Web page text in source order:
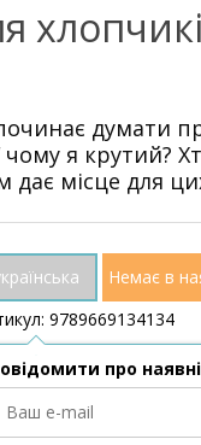
думати
я крутий?
місце для
Немає в
9789669134134
про